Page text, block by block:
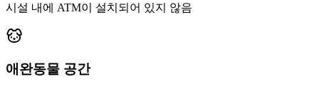
시설 내에 ATM이 설치되어 있지 않음
애완동물 공간